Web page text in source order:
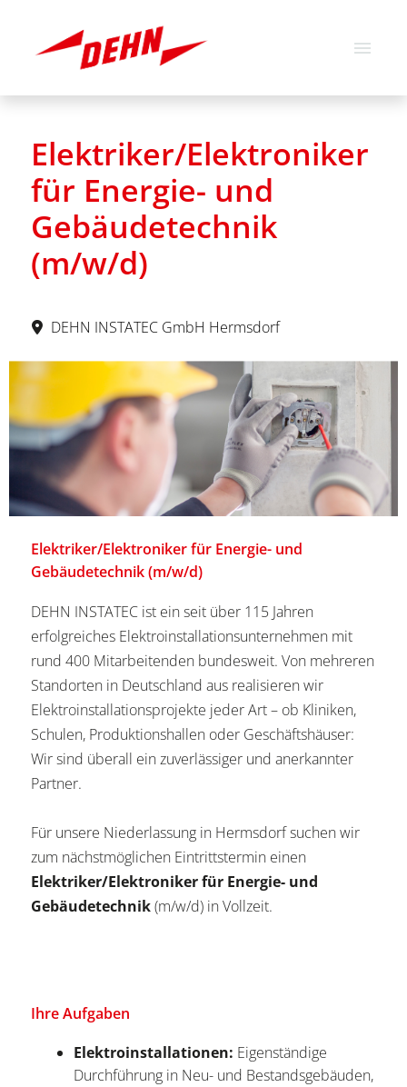
Stellenangebote
Über uns
Unsere Werte
Elektriker/Elektroniker
für Energie- und
Gebäudetechnik
(m/w/d)
DEHN INSTATEC GmbH Hermsdorf
Elektriker/Elektroniker für Energie- und
Gebäudetechnik (m/w/d)
DEHN INSTATEC ist ein seit über 115 Jahren
erfolgreiches Elektroinstallationsunternehmen mit
rund 400 Mitarbeitenden bundesweit. Von mehreren
Standorten in Deutschland aus realisieren wir
Elektroinstallationsprojekte jeder Art – ob Kliniken,
Schulen, Produktionshallen oder Geschäftshäuser:
Wir sind überall ein zuverlässiger und anerkannter
Partner.
Für unsere Niederlassung in Hermsdorf suchen wir
zum nächstmöglichen Eintrittstermin einen
Elektriker/Elektroniker für Energie- und
Gebäudetechnik(m/w/d) in Vollzeit.
Ihre Aufgaben
Elektroinstallationen: Eigenständige
Durchführung in Neu- und Bestandsgebäuden,